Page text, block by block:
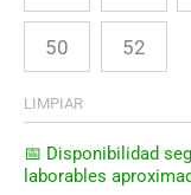
50 52
LIMPIAR
📅 Disponibilidad
laborables